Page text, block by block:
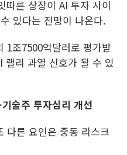
따른 상장이 AI 투자 사이
있다는 전망이 나온다.
1조7500억달러로 평가받
랠리 과열 신호가 될 수 있
술주 투자심리 개선
다른 요인은 중동 리스크